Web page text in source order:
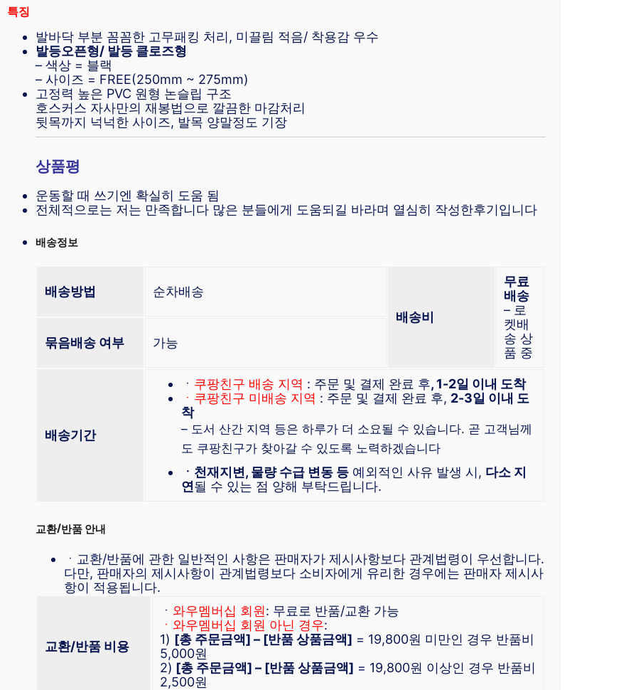
특징
발바닥 부분 꼼꼼한 고무패킹 처리, 미끌림 적음/ 착용감 우수
발등오픈형/ 발등 클로즈형
– 색상 = 블랙
– 사이즈 = FREE(250mm ~ 275mm)
고정력 높은 PVC 원형 논슬립 구조
호스커스 자사만의 재봉법으로 깔끔한 마감처리
뒷목까지 넉넉한 사이즈, 발목 양말정도 기장
상품평
운동할 때 쓰기엔 확실히 도움 됨
전체적으로는 저는 만족합니다 많은 분들에게 도움되길 바라며 열심히 작성한후기입니다
배송정보
배송방법
순차배송
배송비
무료
배송
– 로
켓배
송 상
품 중
묶음배송 여부 가능
배송기간
ㆍ 쿠팡친구 배송 지역 : 주문 및 결제 완료 후, 1-2일 이내 도착
ㆍ쿠팡친구 미배송 지역 : 주문 및 결제 완료 후, 2-3일 이내 도
착
– 도서 산간 지역 등은 하루가 더 소요될 수 있습니다. 곧 고객님께
도 쿠팡친구가 찾아갈 수 있도록 노력하겠습니다
ㆍ천재지변, 물량 수급 변동 등 예외적인 사유 발생 시, 다소 지
연될 수 있는 점 양해 부탁드립니다.
교환/반품 안내
ㆍ교환/반품에 관한 일반적인 사항은 판매자가 제시사항보다 관계법령이 우선합니다.
다만, 판매자의 제시사항이 관계법령보다 소비자에게 유리한 경우에는 판매자 제시사
항이 적용됩니다.
교환/반품 비용
ㆍ 와우멤버십 회원: 무료로 반품/교환 가능
ㆍ와우멤버십 회원 아닌 경우:
1) [총 주문금액] – [반품 상품금액] = 19,800원 미만인 경우 반품비
5,000원
2) [총 주문금액] – [반품 상품금액] = 19,800원 이상인 경우 반품비
2,500원